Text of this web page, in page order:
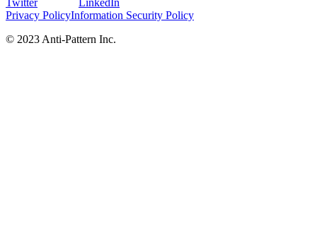
Privacy PolicyInformation Security Policy
© 2023 Anti-Pattern Inc.